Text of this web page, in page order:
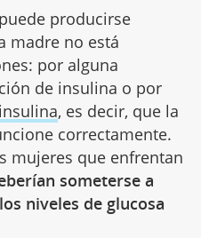
producirse
madre no está
por alguna
de insulina o por
insulina, es decir, que la
correctamente.
mujeres que enfrentan
someterse a
niveles de glucosa